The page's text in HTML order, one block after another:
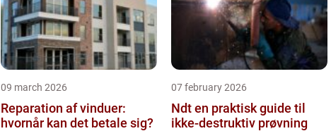
09 march 2026
Reparation af vinduer:
hvornår kan det betale sig?
07 february 2026
Ndt en praktisk guide til
ikke-destruktiv prøvning